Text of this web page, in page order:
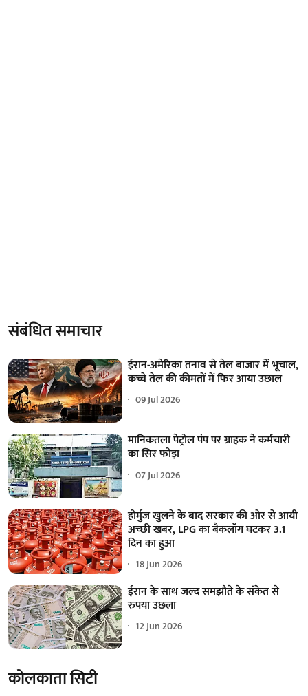
संबंधित समाचार
ईरान-अमेरिका तनाव से तेल बाजार में भूचाल,
कच्चे तेल की कीमतों में फिर आया उछाल
09 Jul 2026
मानिकतला पेट्रोल पंप पर ग्राहक ने कर्मचारी
का सिर फोड़ा
07 Jul 2026
होर्मुज खुलने के बाद सरकार की ओर से आयी
अच्छी खबर, LPG का बैकलॉग घटकर 3.1
दिन का हुआ
18 Jun 2026
ईरान के साथ जल्द समझौते के संकेत से
रुपया उछला
12 Jun 2026
कोलकाता सिटी